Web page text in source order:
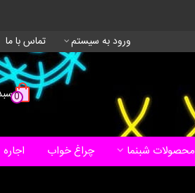
ورود به سیستم تماس با ما
0
محصولات شبنما چراغ خواب اجاره